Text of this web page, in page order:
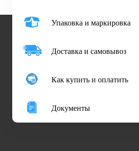
Упаковка и маркировка
Доставка и самовывоз
Как купить и оплатить
Документы